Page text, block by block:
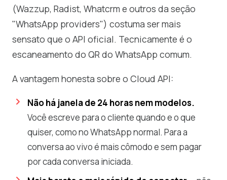
(Wazzup, Radist, Whatcrm e outros da seção
"WhatsApp providers") costuma ser mais
sensato que o API oficial. Tecnicamente é o
escaneamento do QR do WhatsApp comum.
A vantagem honesta sobre o Cloud API:
Não há janela de 24 horas nem modelos.
Você escreve para o cliente quando e o que
quiser, como no WhatsApp normal. Para a
conversa ao vivo é mais cômodo e sem pagar
por cada conversa iniciada.